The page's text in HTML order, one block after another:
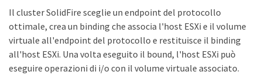
Il cluster SolidFire sceglie un endpoint del protocollo
ottimale, crea un binding che associa l'host ESXi e il volume
virtuale all'endpoint del protocollo e restituisce il binding
all'host ESXi. Una volta eseguito il bound, l'host ESXi può
eseguire operazioni di i/o con il volume virtuale associato.